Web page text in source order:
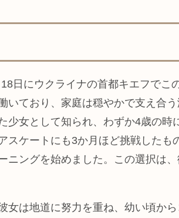
日にウクライナの首都キエフでこ
いており、家庭は穏やかで支え合
少女として知られ、わずか4歳の時
スケートにも3か月ほど挑戦したも
ニングを始めました。この選択は
女は地道に努力を重ね、幼い頃か